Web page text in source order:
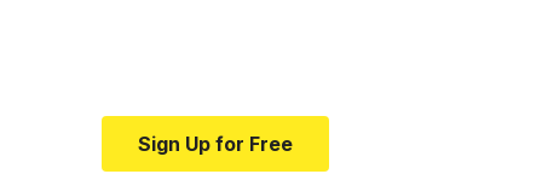
Sign Up for Free